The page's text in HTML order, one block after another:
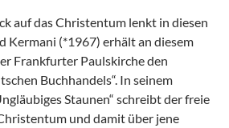
auf das Christentum lenkt in diesen
Kermani (*1967) erhält an diesem
Frankfurter Paulskirche den
Buchhandels“. In seinem
Staunen“ schreibt der freie
und damit über jene